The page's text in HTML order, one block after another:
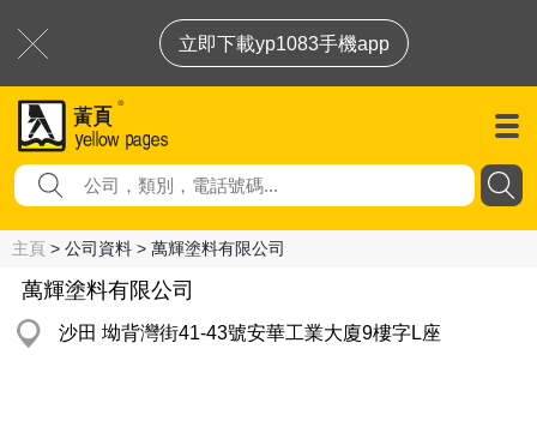
立即下載yp1083手機app
主頁 > 公司資料 > 萬輝塗料有限公司
萬輝塗料有限公司
沙田 坳背灣街41-43號安華工業大廈9樓字L座